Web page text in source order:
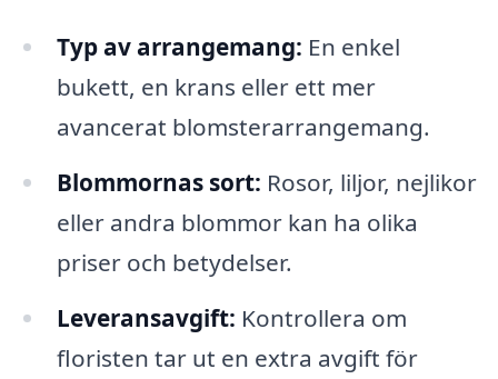
Typ av arrangemang: En enkel
bukett, en krans eller ett mer
avancerat blomsterarrangemang.
Blommornas sort: Rosor, liljor, nejlikor
eller andra blommor kan ha olika
priser och betydelser.
Leveransavgift: Kontrollera om
floristen tar ut en extra avgift för